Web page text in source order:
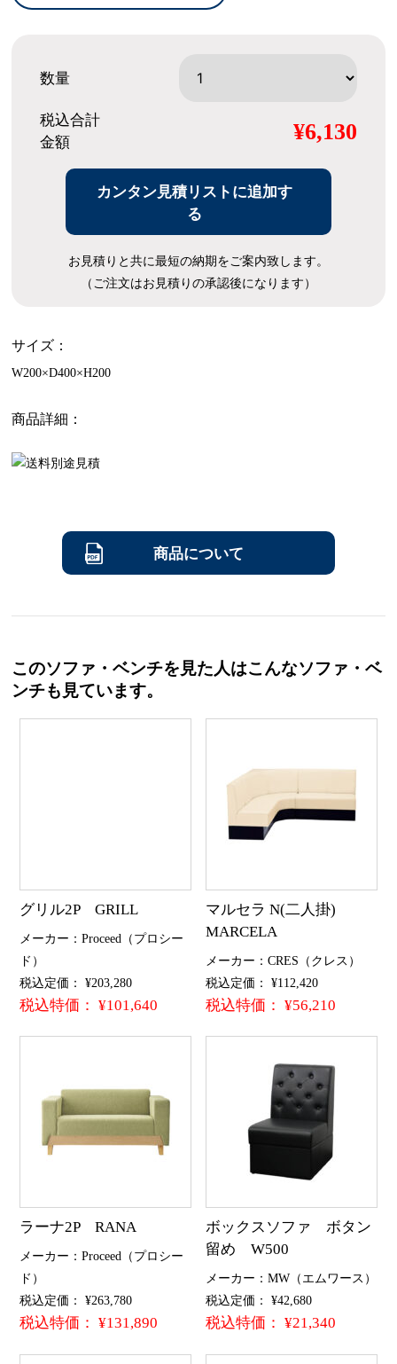
数量
税込合計
金額
¥6,130
カンタン見積リストに追加す
る
お見積りと共に最短の納期をご案内致します。
（ご注文はお見積りの承認後になります）
サイズ：
W200×D400×H200
商品詳細：
商品について
このソファ・ベンチを見た人はこんなソファ・ベ
ンチも見ています。
グリル2P GRILL
メーカー：Proceed（プロシー
ド）
税込定価： ¥203,280
税込特価： ¥101,640
マルセラ N(二人掛)
MARCELA
メーカー：CRES（クレス）
税込定価： ¥112,420
税込特価： ¥56,210
ラーナ2P RANA
メーカー：Proceed（プロシー
ド）
税込定価： ¥263,780
税込特価： ¥131,890
ボックスソファ ボタン
留め W500
メーカー：MW（エムワース）
税込定価： ¥42,680
税込特価： ¥21,340